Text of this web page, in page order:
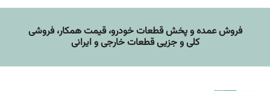
فروش عمده و پخش قطعات خودرو، قيمت همکار، فروشی
کلی و جزیی قطعات خارجی و ایرانی